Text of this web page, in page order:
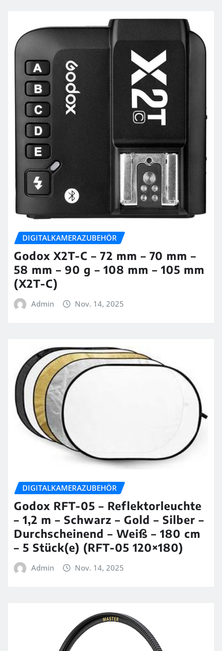
DIGITALKAMERAZUBEHÖR
Godox X2T-C – 72 mm – 70 mm –
58 mm – 90 g – 108 mm – 105 mm
(X2T-C)
Admin Nov. 14, 2025
DIGITALKAMERAZUBEHÖR
Godox RFT-05 – Reflektorleuchte
– 1,2 m – Schwarz – Gold – Silber –
Durchscheinend – Weiß – 180 cm
– 5 Stück(e) (RFT-05 120×180)
Admin Nov. 14, 2025